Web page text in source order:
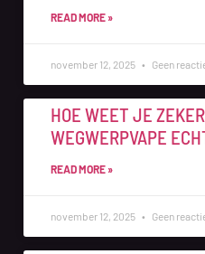
READ MORE »
november 12, 2025 Geen
HOE WEET JE
WEGWERPVAPE
READ MORE »
november 12, 2025 Geen